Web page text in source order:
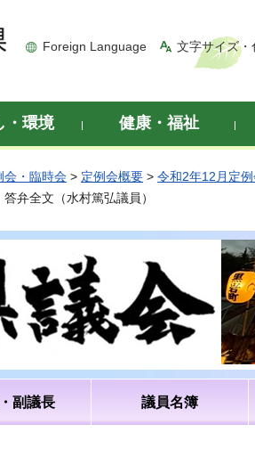
Foreign Language 文字サイズ・
・環境 健康・福祉
会・臨時会 > 定例会概要 > 令和2年12月定
弁全文（水村篤弘議員）
副議長 議員名簿